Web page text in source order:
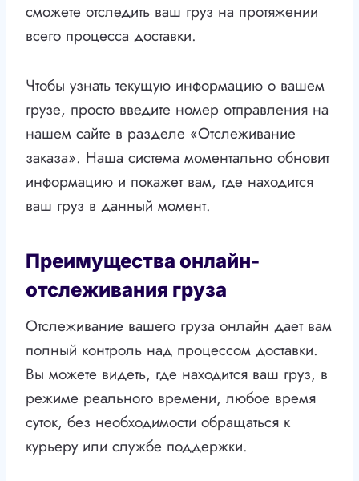
сможете отследить ваш груз на протяжении
всего процесса доставки.
Чтобы узнать текущую информацию о вашем
грузе, просто введите номер отправления на
нашем сайте в разделе «Отслеживание
заказа». Наша система моментально обновит
информацию и покажет вам, где находится
ваш груз в данный момент.
Преимущества онлайн-
отслеживания груза
Отслеживание вашего груза онлайн дает вам
полный контроль над процессом доставки.
Вы можете видеть, где находится ваш груз, в
режиме реального времени, любое время
суток, без необходимости обращаться к
курьеру или службе поддержки.